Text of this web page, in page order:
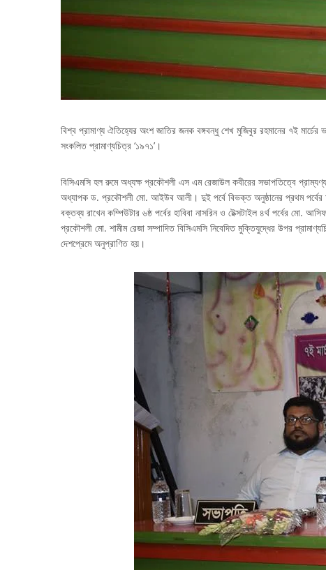
বিশ্ব প্রামাণ্য ঐতিহ্যের অংশ জাতির জনক বঙ্গবন্ধু শেখ মুজিবুর রহমানের ৭ই
সংকলিত প্রামাণ্যচিত্র ‘১৯৭১’।
বিসিএমসি হল রুমে অধ্যক্ষ প্রকৌশলী এস এম রেজাউল কবীরের সভাপতিত্বে
অধ্যাপক ড. প্রকৌশলী মো. আইউব আলী। দুই পর্বে বিভক্ত অনুষ্ঠানের প্রথম পর্বের
বক্তব্য রাখেন কম্পিউটার ৬ষ্ঠ পর্বের হাবিবা নাসরিন ও টেক্সটাইল ৪র্থ পর্বের মো.
প্রকৌশলী মো. শামীম রেজা সম্পাদিত বিসিএমসি নিবেদিত মুক্তিযুদ্ধের উপর
দেশপ্রেমে অনুপ্রাণিত হয়।